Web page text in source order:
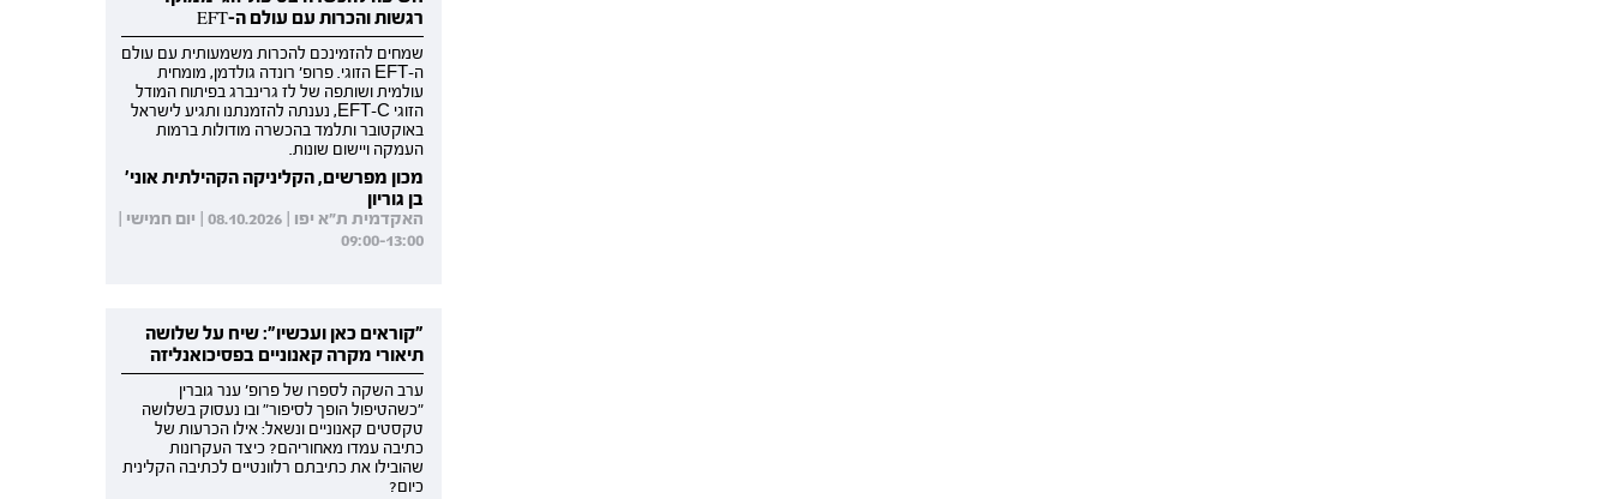
רגשות והכרות עם עולם ה-EFT
שמחים להזמינכם להכרות משמעותית עם עולם
ה-EFT הזוגי. פרופ' רונדה גולדמן, מומחית
עולמית ושותפה של לז גרינברג בפיתוח המודל
הזוגי EFT-C, נענתה להזמנתנו ותגיע לישראל
באוקטובר ותלמד בהכשרה מודולות ברמות
העמקה ויישום שונות.
מכון מפרשים, הקליניקה הקהילתית אוני'
בן גוריון
האקדמית ת"א יפו | 08.10.2026 | יום חמישי |
09:00-13:00
"קוראים כאן ועכשיו": שיח על שלושה
תיאורי מקרה קאנוניים בפסיכואנליזה
ערב השקה לספרו של פרופ' ענר גוברין
"כשהטיפול הופך לסיפור" ובו נעסוק בשלושה
טקסטים קאנוניים ונשאל: אילו הכרעות של
כתיבה עמדו מאחוריהם? כיצד העקרונות
שהובילו את כתיבתם רלוונטיים לכתיבה הקלינית
כיום?